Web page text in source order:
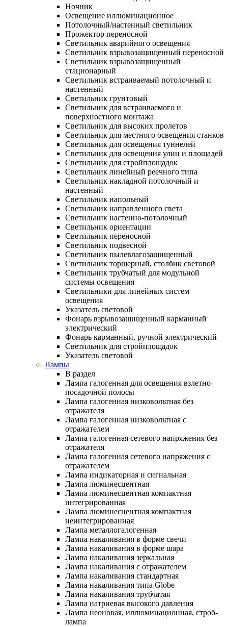
Ночник
Освещение иллюминационное
Потолочный/настенный светильник
Прожектор переносной
Светильник аварийного освещения
Светильник взрывозащищенный переносной
Светильник взрывозащищенный
стационарный
Светильник встраиваемый потолочный и
настенный
Светильник грунтовый
Светильник для встраиваемого и
поверхностного монтажа
Светильник для высоких пролетов
Светильник для местного освещения станков
Светильник для освещения туннелей
Светильник для освещения улиц и площадей
Светильник для стройплощадок
Светильник линейный реечного типа
Светильник накладной потолочный и
настенный
Светильник напольный
Светильник направленного света
Светильник настенно-потолочный
Светильник ориентации
Светильник переносной
Светильник подвесной
Светильник пылевлагозащищенный
Светильник торшерный, столбик световой
Светильник трубчатый для модульной
системы освещения
Светильники для линейных систем
освещения
Указатель световой
Фонарь взрывозащищенный карманный
электрический
Фонарь карманный, ручной электрический
Светильник для стройплощадок
Указатель световой
Лампы
В раздел
Лампа галогенная для освещения взлетно-
посадочной полосы
Лампа галогенная низковольтная без
отражателя
Лампа галогенная низковольтная с
отражателем
Лампа галогенная сетевого напряжения без
отражателя
Лампа галогенная сетевого напряжения с
отражателем
Лампа индикаторная и сигнальная
Лампа люминесцентная
Лампа люминесцентная компактная
интегрированная
Лампа люминесцентная компактная
неинтегрированная
Лампа металлогалогенная
Лампа накаливания в форме свечи
Лампа накаливания в форме шара
Лампа накаливания зеркальная
Лампа накаливания с отражателем
Лампа накаливания стандартная
Лампа накаливания типа Globe
Лампа накаливания трубчатая
Лампа натриевая высокого давления
Лампа неоновая, иллюминационная, строб-
лампа